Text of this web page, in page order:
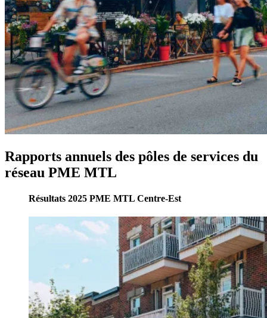
Rapports annuels des pôles de services du
réseau PME MTL
Résultats 2025 PME MTL Centre-Est